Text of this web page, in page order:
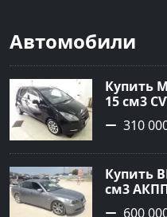
Автомобили
Купить
15 см3
Бензин
цене
сайте
310
Купить
см3
Бензин
600